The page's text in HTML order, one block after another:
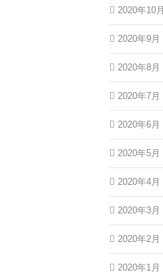
2020年10月
2020年9月
2020年8月
2020年7月
2020年6月
2020年5月
2020年4月
2020年3月
2020年2月
2020年1月